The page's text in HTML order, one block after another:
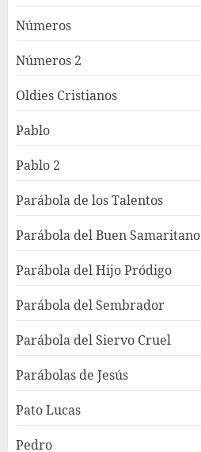
Números
Números 2
Oldies Cristianos
Pablo
Pablo 2
Parábola de los Talentos
Parábola del Buen Samaritano
Parábola del Hijo Pródigo
Parábola del Sembrador
Parábola del Siervo Cruel
Parábolas de Jesús
Pato Lucas
Pedro